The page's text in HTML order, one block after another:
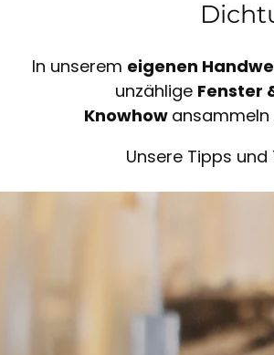
In unserem eigenen
unzählige Fenster
Knowhow ansammeln
Unsere Tipps